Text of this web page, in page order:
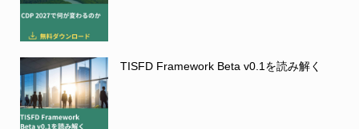
TISFD Framework Beta v0.1を読み解く